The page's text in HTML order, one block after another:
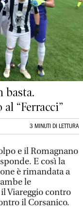
basta.
“Ferracci”
3 MINUTI DI LETTURA
e il Romagnano
E così la
è rimandata a
le
Viareggio contro
il Corsanico.